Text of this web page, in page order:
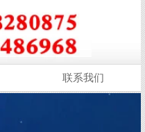
联系我们